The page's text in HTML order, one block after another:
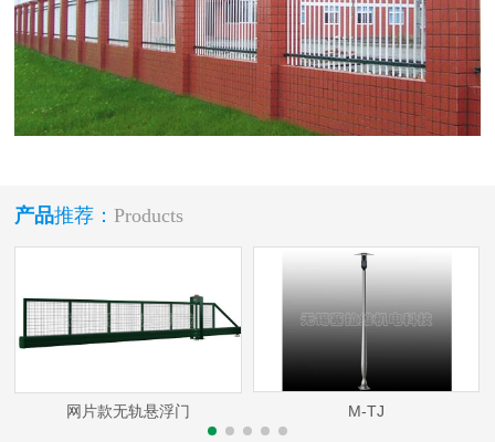
产品推荐：Products
网片款无轨悬浮门 M-TJ